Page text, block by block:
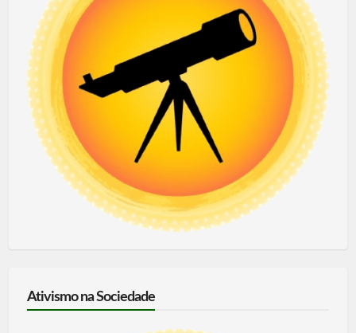
Ativismo na Sociedade